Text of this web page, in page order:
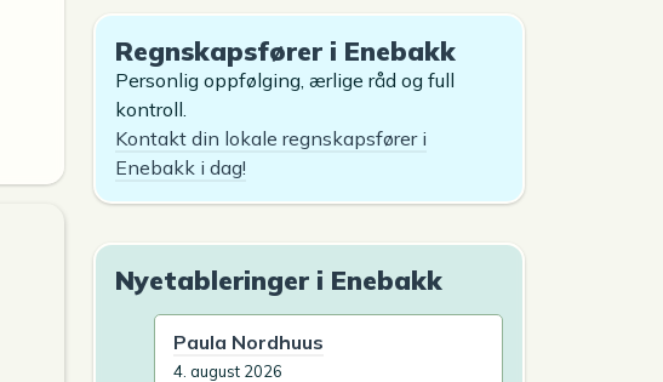
Regnskapsfører i Enebakk
Personlig oppfølging, ærlige råd og full
kontroll.
Kontakt din lokale regnskapsfører i
Enebakk i dag!
Nyetableringer i Enebakk
Paula Nordhuus
4. august 2026